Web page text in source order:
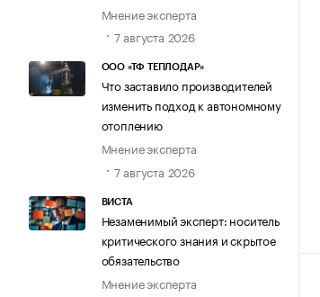
Мнение эксперта
7 августа 2026
ООО «ТФ ТЕПЛОДАР»
Что заставило производителей
изменить подход к автономному
отоплению
Мнение эксперта
7 августа 2026
ВИСТА
Незаменимый эксперт: носитель
критического знания и скрытое
обязательство
Мнение эксперта